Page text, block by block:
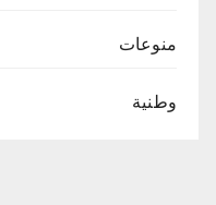
منوعات
وطنية